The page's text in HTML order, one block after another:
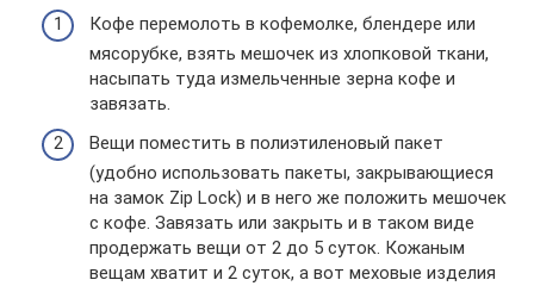
Кофе перемолоть в кофемолке, блендере или
мясорубке, взять мешочек из хлопковой ткани,
насыпать туда измельченные зерна кофе и
завязать.
Вещи поместить в полиэтиленовый пакет
(удобно использовать пакеты, закрывающиеся
на замок Zip Lock) и в него же положить мешочек
с кофе. Завязать или закрыть и в таком виде
продержать вещи от 2 до 5 суток. Кожаным
вещам хватит и 2 суток, а вот меховые изделия